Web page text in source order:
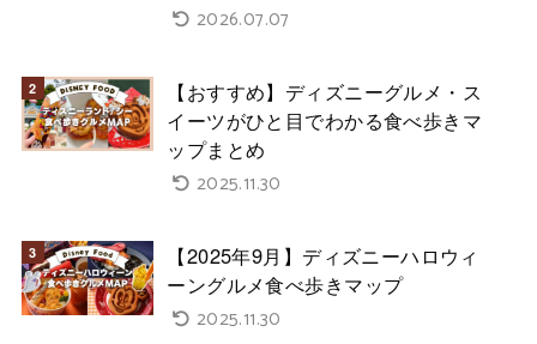
2026.07.07
【おすすめ】ディズニーグルメ・ス
イーツがひと目でわかる食べ歩きマ
ップまとめ
2025.11.30
【2025年9月】ディズニーハロウィ
ーングルメ食べ歩きマップ
2025.11.30